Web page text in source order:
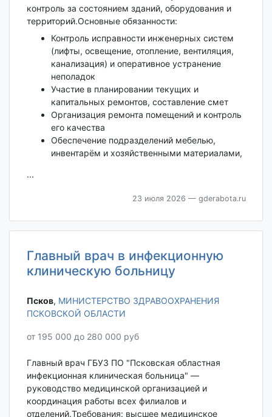
контроль за состоянием зданий, оборудования и
территорий.Основные обязанности:
Контроль исправности инженерных систем
(лифты, освещение, отопление, вентиляция,
канализация) и оперативное устранение
неполадок
Участие в планировании текущих и
капитальных ремонтов, составление смет
Организация ремонта помещений и контроль
его качества
Обеспечение подразделений мебелью,
инвентарём и хозяйственными материалами,
...
23 июля 2026 — gderabota.ru
Главный врач в инфекционную
клиническую больницу
Псков‎, МИНИСТЕРСТВО ЗДРАВООХРАНЕНИЯ
ПСКОВСКОЙ ОБЛАСТИ
от 195 000 до 280 000 руб
Главный врач ГБУЗ ПО "Псковская областная
инфекционная клиническая больница" —
руководство медицинской организацией и
координация работы всех филиалов и
отделений.Требования: высшее медицинское